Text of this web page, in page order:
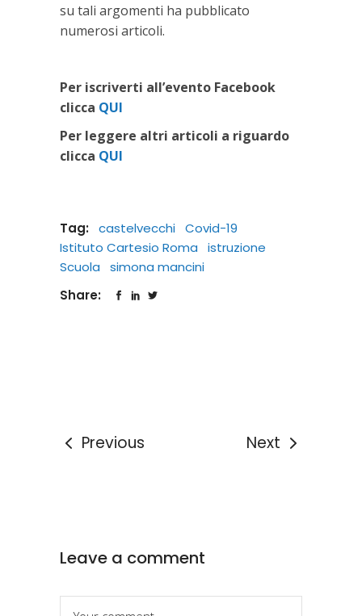
su tali argomenti ha pubblicato
numerosi articoli.
Per iscriverti all’evento Facebook
clicca QUI
Per leggere altri articoli a riguardo
clicca QUI
Tag: castelvecchi Covid-19
Istituto Cartesio Roma
istruzione
Scuola
simona mancini
Share:
Previous Next
Leave a comment